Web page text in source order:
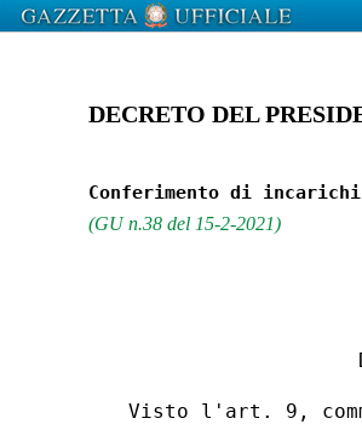
DECRETO DEL
(GU n.38 del 15-2-2021)
Visto l'art. 9,